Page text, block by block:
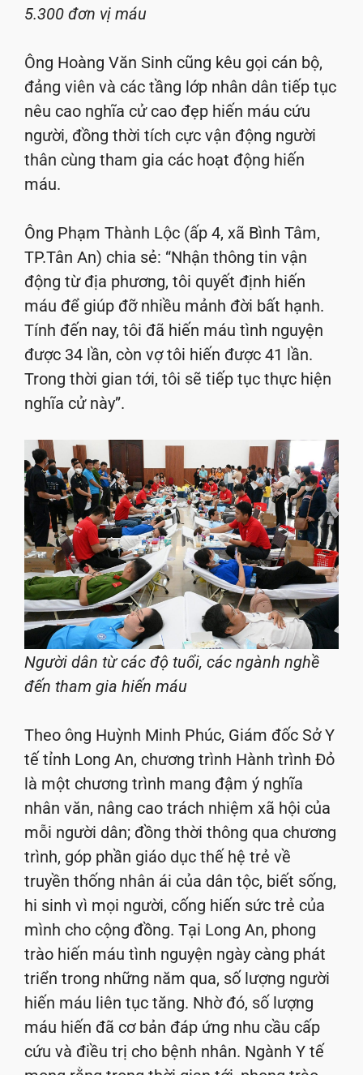
5.300 đơn vị máu
Ông Hoàng Văn Sinh cũng kêu gọi cán bộ,
đảng viên và các tầng lớp nhân dân tiếp tục
nêu cao nghĩa cử cao đẹp hiến máu cứu
người, đồng thời tích cực vận động người
thân cùng tham gia các hoạt động hiến
máu.
Ông Phạm Thành Lộc (ấp 4, xã Bình Tâm,
TP.Tân An) chia sẻ: “Nhận thông tin vận
động từ địa phương, tôi quyết định hiến
máu để giúp đỡ nhiều mảnh đời bất hạnh.
Tính đến nay, tôi đã hiến máu tình nguyện
được 34 lần, còn vợ tôi hiến được 41 lần.
Trong thời gian tới, tôi sẽ tiếp tục thực hiện
nghĩa cử này”.
Người dân từ các độ tuổi, các ngành nghề
đến tham gia hiến máu
Theo ông Huỳnh Minh Phúc, Giám đốc Sở Y
tế tỉnh Long An, chương trình Hành trình Đỏ
là một chương trình mang đậm ý nghĩa
nhân văn, nâng cao trách nhiệm xã hội của
mỗi người dân; đồng thời thông qua chương
trình, góp phần giáo dục thế hệ trẻ về
truyền thống nhân ái của dân tộc, biết sống,
hi sinh vì mọi người, cống hiến sức trẻ của
mình cho cộng đồng. Tại Long An, phong
trào hiến máu tình nguyện ngày càng phát
triển trong những năm qua, số lượng người
hiến máu liên tục tăng. Nhờ đó, số lượng
máu hiến đã cơ bản đáp ứng nhu cầu cấp
cứu và điều trị cho bệnh nhân. Ngành Y tế